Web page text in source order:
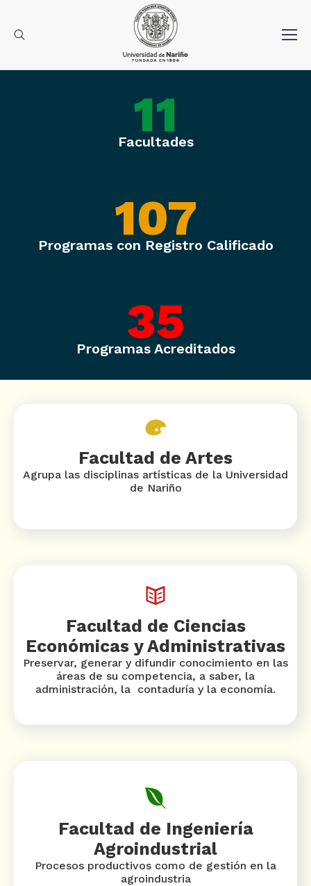
11
Facultades
107
Programas con Registro Calificado
35
Programas Acreditados
Facultad de Artes
Agrupa las disciplinas artísticas de la Universidad
de Nariño
Facultad de Ciencias
Económicas y Administrativas
Preservar, generar y difundir conocimiento en las
áreas de su competencia, a saber, la
administración, la contaduría y la economía.
Facultad de Ingeniería
Agroindustrial
Procesos productivos como de gestión en la
agroindustria